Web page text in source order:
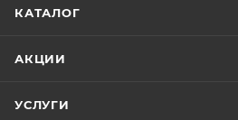
КАТАЛОГ
АКЦИИ
УСЛУГИ